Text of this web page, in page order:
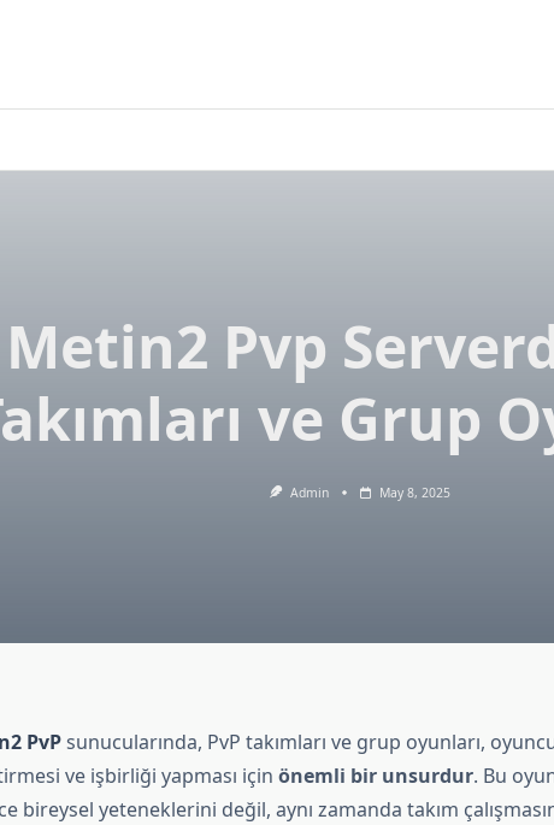
Metin2 Pvp
ve Grup
Admin May 8, 2025
PvPsunucularında, PvP takımları ve grup oyunları,
ve işbirliği yapması için önemli bir unsurdur. Bu
bireysel yeteneklerini değil, aynı zamanda takım